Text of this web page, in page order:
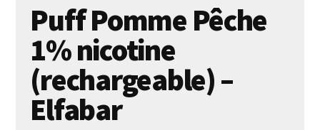
Puff Pomme Pêche
1% nicotine
(rechargeable) –
Elfabar